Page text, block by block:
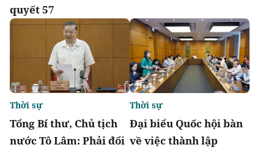
quyết 57
Tổng Bí thư, Chủ tịch
nước Tô Lâm: Phải đổi
Thời sự
Đại biểu Quốc hội bàn
về việc thành lập
Thời sự